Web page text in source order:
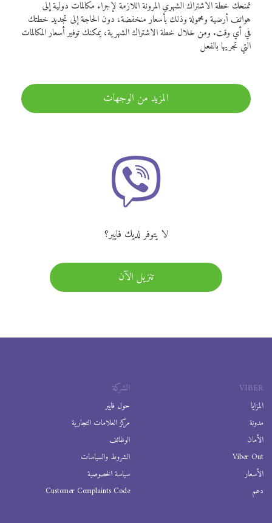
تمنحك خطة الاشتراك الشهري المرونة اللازمة لإجراء مكالمات دولية إلى
هواتف أرضية ومحمولة وذلك بأسعار منخفضة، دون الحاجة إلى تجديد خطتك
في أي وقت. ومن خلال خطة الاشتراك الشهرية، يمكنك توفير أسعار المكالمات
التي تجريها بالفعل
المزيد من الوجهات
لا يتوفر لديك فايبر؟
تنزيل الآن
VIBER
المزايا
مدونة
الأمان
Viber Out
الأسعار
دعم
الشركة
حول فايبر
مركز العلامات التجارية
الوظائف
الشروط والسياسات
سياسة الخصوصية
Customer Complaints Code